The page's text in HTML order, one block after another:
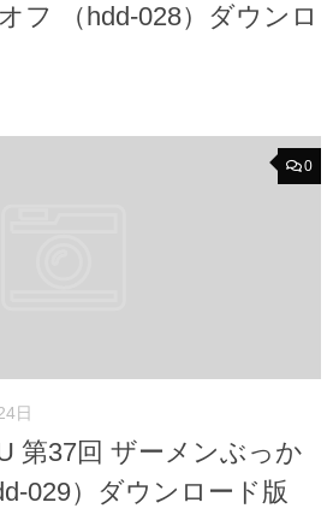
フ （hdd-028）ダウンロ
0
日
第37回 ザーメンぶっか
029）ダウンロード版